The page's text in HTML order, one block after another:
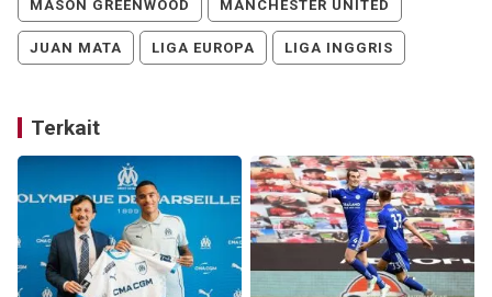
MASON GREENWOOD MANCHESTER UNITED
JUAN MATA LIGA EUROPA LIGA INGGRIS
Terkait